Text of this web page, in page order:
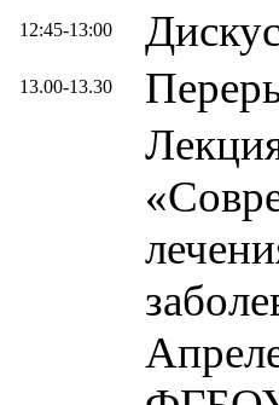
12:45-13:00
13.00-13.30